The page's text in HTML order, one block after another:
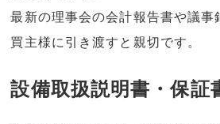
最新の理事会の会計報告書や議事
買主様に引き渡すと親切です。
設備取扱説明書・保証